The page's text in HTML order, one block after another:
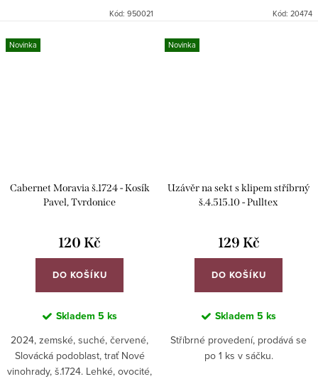
Kód: 950021 Kód: 20474
Novinka
Cabernet Moravia š.1724 - Kosík
Pavel, Tvrdonice
120 Kč
DO KOŠÍKU
Skladem 5 ks
2024, zemské, suché, červené,
Slovácká podoblast, trať Nové
vinohrady, š.1724. Lehké, ovocité,
Novinka
Uzávěr na sekt s klipem stříbrný
š.4.515.10 - Pulltex
129 Kč
DO KOŠÍKU
Skladem 5 ks
Stříbrné provedení, prodává se
po 1 ks v sáčku.